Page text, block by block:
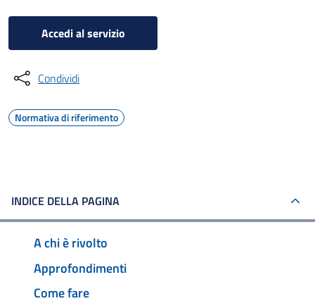
Accedi al servizio
Condividi
Normativa di riferimento
INDICE DELLA PAGINA
A chi è rivolto
Approfondimenti
Come fare